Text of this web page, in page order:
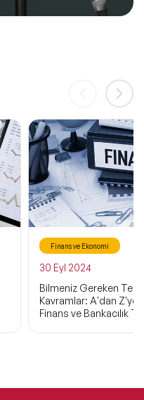
Finans ve Ekonomi
30 Eyl 2024
Bilmeniz Gereken
Kavramlar: A'dan Z'ye
Finans ve Bankacılık